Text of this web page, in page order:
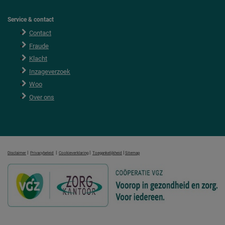
Service & contact
Contact
Fraude
Klacht
Inzageverzoek
Woo
Over ons
Disclaimer | Privacybeleid | Cookieverklaring | Toegankelijkheid | Sitemap